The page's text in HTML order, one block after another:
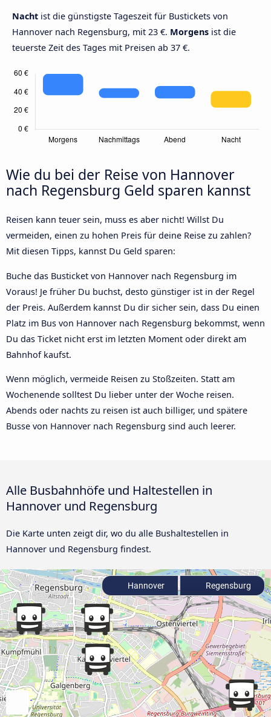
Nacht ist die günstigste Tageszeit für Bustickets von
Hannover nach Regensburg, mit 23 €. Morgens ist die
teuerste Zeit des Tages mit Preisen ab 37 €.
Wie du bei der Reise von Hannover
nach Regensburg Geld sparen kannst
Reisen kann teuer sein, muss es aber nicht! Willst Du
vermeiden, einen zu hohen Preis für deine Reise zu zahlen?
Mit diesen Tipps, kannst Du Geld sparen:
Buche das Busticket von Hannover nach Regensburg im
Voraus! Je früher Du buchst, desto günstiger ist in der Regel
der Preis. Außerdem kannst Du dir sicher sein, dass Du einen
Platz im Bus von Hannover nach Regensburg bekommst, wenn
Du das Ticket nicht erst im letzten Moment oder direkt am
Bahnhof kaufst.
Wenn möglich, vermeide Reisen zu Stoßzeiten. Statt am
Wochenende solltest Du lieber unter der Woche reisen.
Abends oder nachts zu reisen ist auch billiger, und spätere
Busse von Hannover nach Regensburg sind auch leerer.
Alle Busbahnhöfe und Haltestellen in
Hannover und Regensburg
Die Karte unten zeigt dir, wo du alle Bushaltestellen in
Hannover und Regensburg findest.
Hannover Regensburg